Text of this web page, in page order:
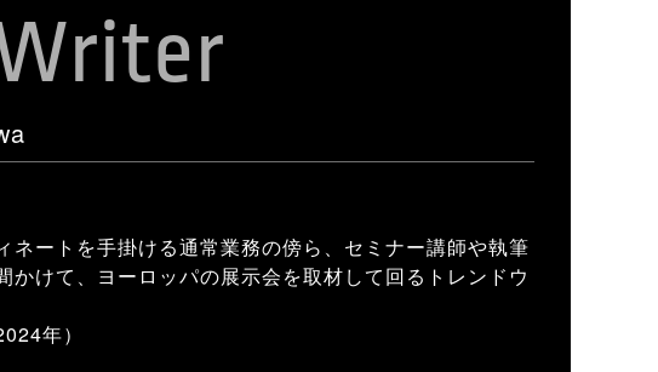
ートを手掛ける通常業務の傍ら、セミナー講師や執筆
けて、ヨーロッパの展示会を取材して回るトレンドウ
年）